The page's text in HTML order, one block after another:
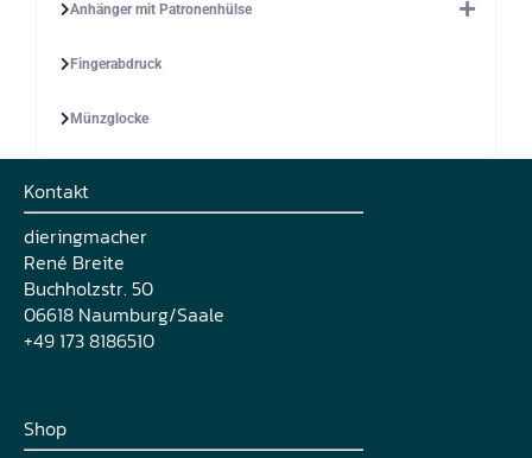
Anhänger mit Patronenhülse
Fingerabdruck
Münzglocke
Kontakt
dieringmacher
René Breite
Buchholzstr. 50
06618 Naumburg/Saale
+49 173 8186510
Shop